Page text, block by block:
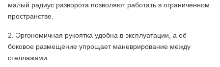
малый радиус разворота позволяют работать в ограниченном
пространстве.
2. Эргономичная рукоятка удобна в эксплуатации, а её
боковое размещение упрощает маневрирование между
стеллажами.